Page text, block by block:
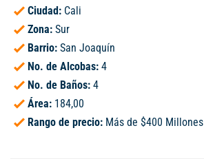
Ciudad: Cali
Zona: Sur
Barrio: San Joaquín
No. de Alcobas: 4
No. de Baños: 4
Área: 184,00
Rango de precio: Más de $400 Millones